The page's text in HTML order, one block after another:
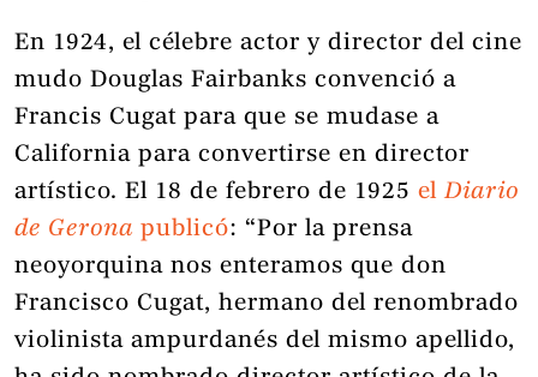
En 1924, el célebre actor y director del cine
mudo Douglas Fairbanks convenció a
Francis Cugat para que se mudase a
California para convertirse en director
artístico. El 18 de febrero de 1925 elDiario
de Gerona publicó: “Por la prensa
neoyorquina nos enteramos que don
Francisco Cugat, hermano del renombrado
violinista ampurdanés del mismo apellido,